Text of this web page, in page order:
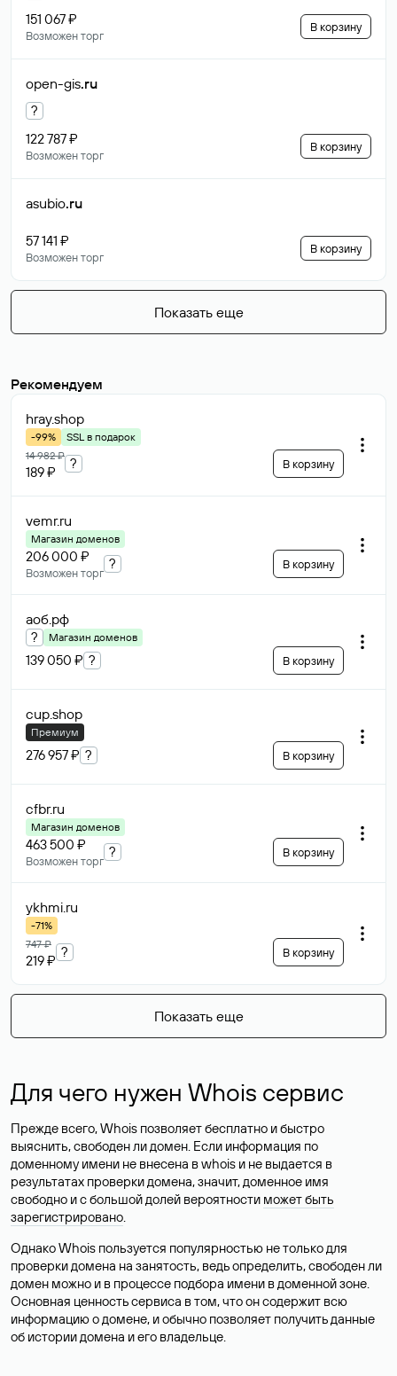
151 067 ₽
Возможен торг
В корзину
open-gis.ru
?
122 787 ₽
Возможен торг
В корзину
asubio.ru
57 141 ₽
Возможен торг
В корзину
Показать еще
Рекомендуем
hray.shop
-99%
SSL в подарок
14 982 ₽
189 ₽
? В корзину
vemr.ru
Магазин доменов
206 000 ₽
Возможен торг
? В корзину
аоб.рф
? Магазин доменов
139 050 ₽ ? В корзину
cup.shop
Премиум
276 957 ₽ ? В корзину
cfbr.ru
Магазин доменов
463 500 ₽
Возможен торг
? В корзину
ykhmi.ru
-71%
747 ₽
219 ₽
? В корзину
Показать еще
Для чего нужен Whois сервис
Прежде всего, Whois позволяет бесплатно и быстро
выяснить, свободен ли домен. Если информация по
доменному имени не внесена в whois и не выдается в
результатах проверки домена, значит, доменное имя
свободно и с большой долей вероятности может быть
зарегистрировано.
Однако Whois пользуется популярностью не только для
проверки домена на занятость, ведь определить, свободен ли
домен можно и в процессе подбора имени в доменной зоне.
Основная ценность сервиса в том, что он содержит всю
информацию о домене, и обычно позволяет получить данные
об истории домена и его владельце.